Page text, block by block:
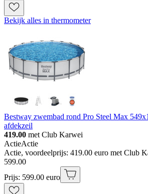
Bekijk alles in thermometer
Bestway zwembad rond Pro Steel Max
afdekzeil
419.00 met Club Karwei
ActieActie
Actie, voordeelprijs: 419.00 euro met Club
599.00
Prijs: 599.00 euro